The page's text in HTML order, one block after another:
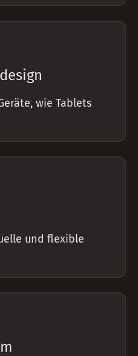
wie Tablets
und flexible